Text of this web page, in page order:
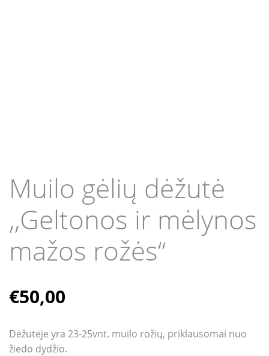
Muilo gėlių dėžutė
,,Geltonos ir mėlynos
mažos rožės“
€50,00
Dėžutėje yra 23-25vnt. muilo rožių, priklausomai nuo
žiedo dydžio.